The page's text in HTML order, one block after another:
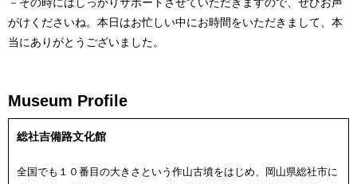
がけくださいね。本日はお忙しい中にお時間をいただきまして、本
当にありがとうございました。
Museum Profile
総社吉備路文化館
全国でも１０番目の大きさという作山古墳をはじめ、岡山県総社市に